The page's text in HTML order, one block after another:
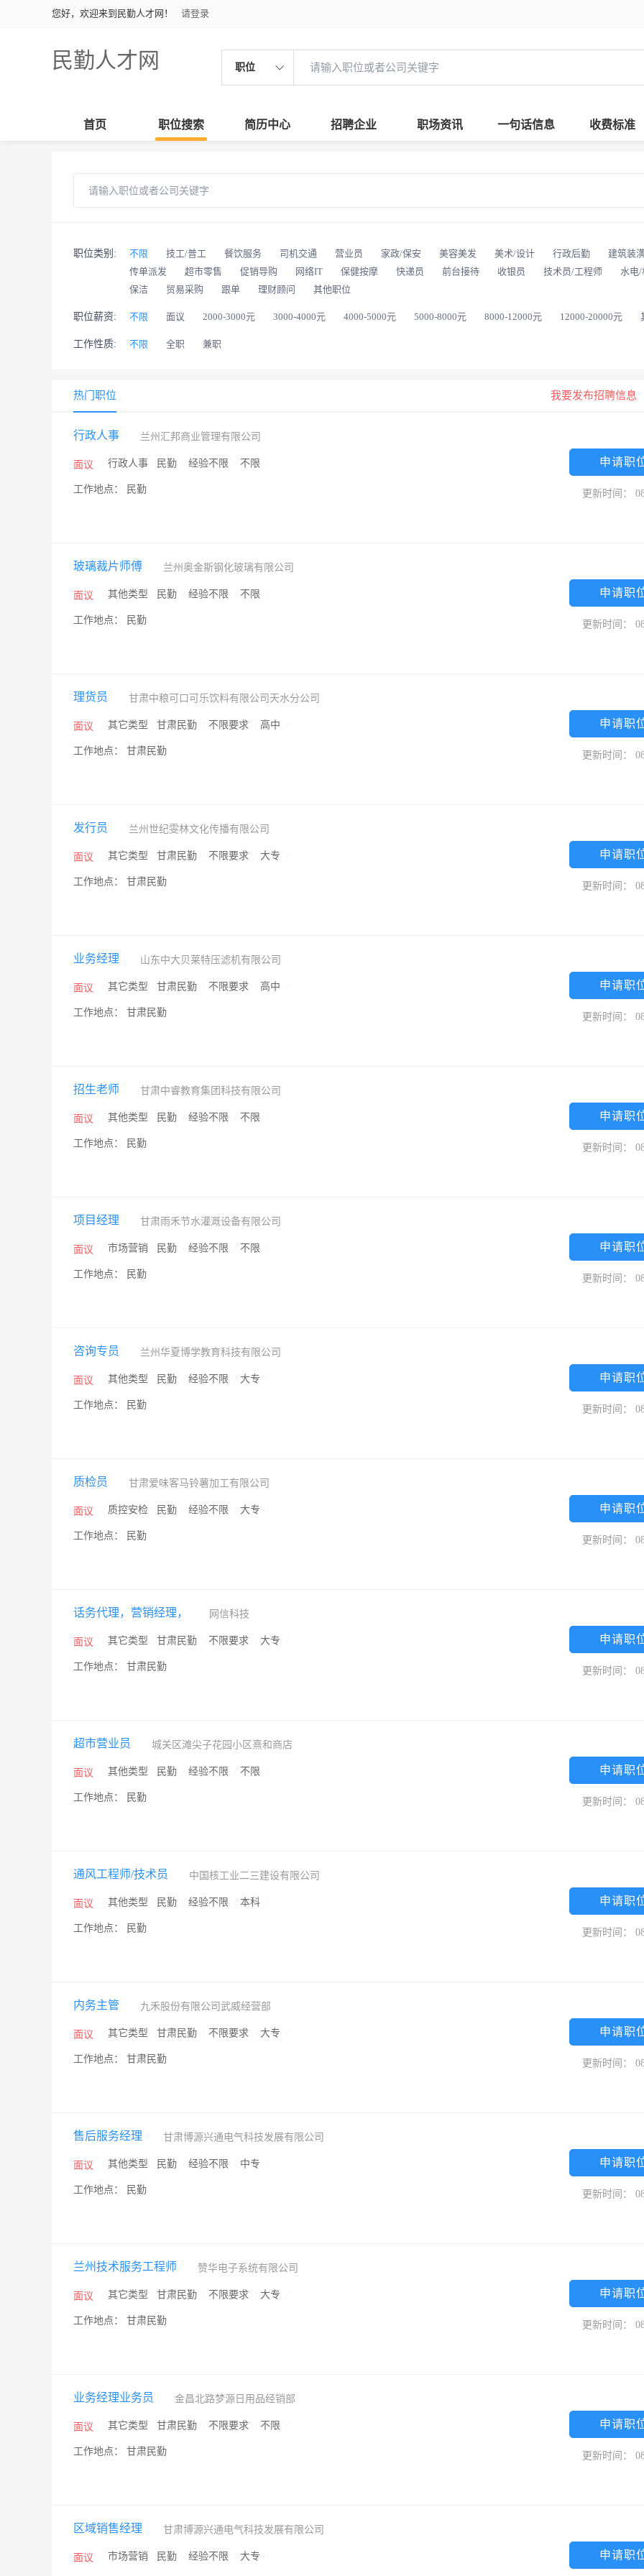
您好，欢迎来到民勤人才网！ 请登录
民勤人才网 职位
首页 职位搜索 简历中心 招聘企业 职场资讯 一句话信息 收费标准
职位类别: 不限 技工/普工 餐饮服务 司机交通 营业员 家政/保安 美容美发 美术/设计 行政后勤 建筑装
传单派发
超市零售 促销导购 网络IT 保健按摩 快递员 前台接待 收银员 技术员/工程师 水电/
保洁
贸易采购 跟单 理财顾问 其他职位
职位薪资: 不限 面议 2000-3000元 3000-4000元 4000-5000元 5000-8000元 8000-12000元 12000-20000元
工作性质: 不限 全职 兼职
热门职位 我要发布招聘信息
行政人事 兰州汇邦商业管理有限公司
面议 行政人事 民勤 经验不限 不限
工作地点： 民勤
申请职
更新时间：
玻璃裁片师傅 兰州奥金斯钢化玻璃有限公司
面议 其他类型 民勤 经验不限 不限
工作地点： 民勤
申请职
更新时间：
理货员 甘肃中粮可口可乐饮料有限公司天水分公司
面议 其它类型 甘肃民勤 不限要求 高中
工作地点： 甘肃民勤
申请职
更新时间：
发行员 兰州世纪雯林文化传播有限公司
面议 其它类型 甘肃民勤 不限要求 大专
工作地点： 甘肃民勤
申请职
更新时间：
业务经理 山东中大贝莱特压滤机有限公司
面议 其它类型 甘肃民勤 不限要求 高中
工作地点： 甘肃民勤
申请职
更新时间：
招生老师 甘肃中睿教育集团科技有限公司
面议 其他类型 民勤 经验不限 不限
工作地点： 民勤
申请职
更新时间：
项目经理 甘肃雨禾节水灌溉设备有限公司
面议 市场营销 民勤 经验不限 不限
工作地点： 民勤
申请职
更新时间：
咨询专员 兰州华夏博学教育科技有限公司
面议 其他类型 民勤 经验不限 大专
工作地点： 民勤
申请职
更新时间：
质检员 甘肃爱味客马铃薯加工有限公司
面议 质控安检 民勤 经验不限 大专
工作地点： 民勤
申请职
更新时间：
话务代理，营销经理， 网信科技
面议 其它类型 甘肃民勤 不限要求 大专
工作地点： 甘肃民勤
申请职
更新时间：
超市营业员 城关区滩尖子花园小区熹和商店
面议 其他类型 民勤 经验不限 不限
工作地点： 民勤
申请职
更新时间：
通风工程师/技术员 中国核工业二三建设有限公司
面议 其他类型 民勤 经验不限 本科
工作地点： 民勤
申请职
更新时间：
内务主管 九禾股份有限公司武威经营部
面议 其它类型 甘肃民勤 不限要求 大专
工作地点： 甘肃民勤
申请职
更新时间：
售后服务经理 甘肃博源兴通电气科技发展有限公司
面议 其他类型 民勤 经验不限 中专
工作地点： 民勤
申请职
更新时间：
兰州技术服务工程师 赞华电子系统有限公司
面议 其它类型 甘肃民勤 不限要求 大专
工作地点： 甘肃民勤
申请职
更新时间：
业务经理业务员 金昌北路梦源日用品经销部
面议 其它类型 甘肃民勤 不限要求 不限
工作地点： 甘肃民勤
申请职
更新时间：
区域销售经理 甘肃博源兴通电气科技发展有限公司
面议 市场营销 民勤 经验不限 大专 申请职